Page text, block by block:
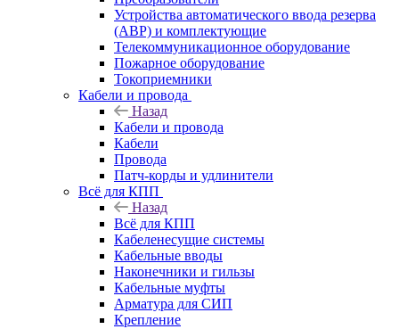
Устройства автоматического ввода резерва
(АВР) и комплектующие
Телекоммуникационное оборудование
Пожарное оборудование
Токоприемники
Кабели и провода
Назад
Кабели и провода
Кабели
Провода
Патч-корды и удлинители
Всё для КПП
Назад
Всё для КПП
Кабеленесущие системы
Кабельные вводы
Наконечники и гильзы
Кабельные муфты
Арматура для СИП
Крепление